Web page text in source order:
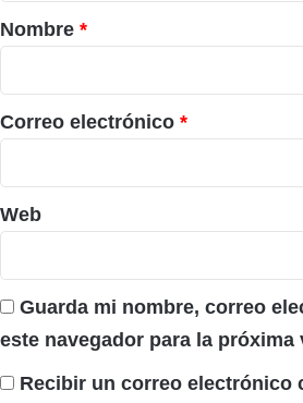
r
i
o
*
Nombre *
Correo electrónico *
Web
Guarda mi nombre, correo
este navegador para la próxima
Recibir un correo electrónico